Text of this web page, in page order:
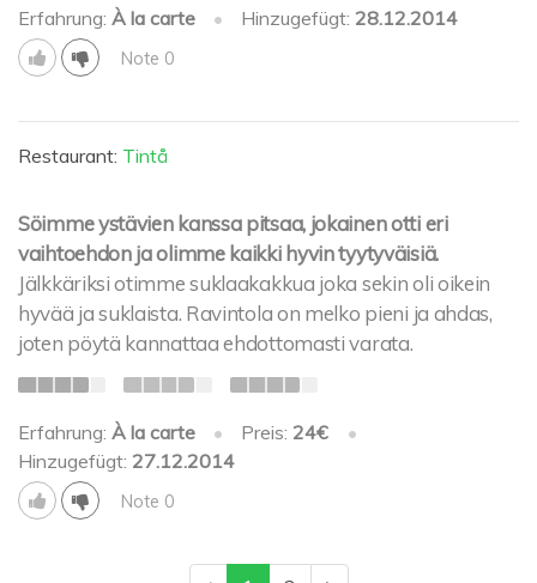
Erfahrung: À la carte • Hinzugefügt: 28.12.2014
Note 0
Restaurant: Tintå
Söimme ystävien kanssa pitsaa, jokainen otti eri
vaihtoehdon ja olimme kaikki hyvin tyytyväisiä.
Jälkkäriksi otimme suklaakakkua joka sekin oli oikein
hyvää ja suklaista. Ravintola on melko pieni ja ahdas,
joten pöytä kannattaa ehdottomasti varata.
Erfahrung: À la carte • Preis: 24€
•
Hinzugefügt: 27.12.2014
Note 0